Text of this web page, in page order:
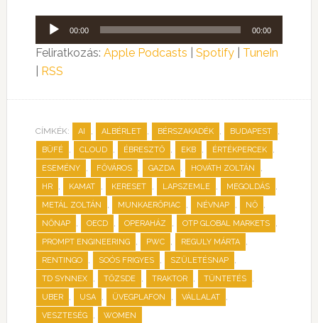
Audió
lejátszó
00:00 00:00
Feliratkozás: Apple Podcasts Spotify| TuneIn
RSS
CÍMKÉK: AI , ALBÉRLET , BÉRSZAKADÉK , BUDAPEST ,
BÜFÉ , CLOUD , ÉBRESZTŐ , EKB , ÉRTÉKPERCEK ,
ESEMÉNY , FŐVÁROS , GAZDA , HOVÁTH ZOLTÁN ,
HR , KAMAT , KERESET , LAPSZEMLE , MEGOLDÁS ,
METÁL ZOLTÁN , MUNKAERŐPIAC , NÉVNAP , NŐ ,
NŐNAP , OECD , OPERAHÁZ , OTP GLOBAL MARKETS ,
PROMPT ENGINEERING , PWC , REGULY MÁRTA ,
RENTINGO , SOÓS FRIGYES , SZÜLETÉSNAP ,
TD SYNNEX , TŐZSDE , TRAKTOR , TÜNTETÉS ,
UBER , USA , ÜVEGPLAFON , VÁLLALAT ,
VESZTESÉG , WOMEN